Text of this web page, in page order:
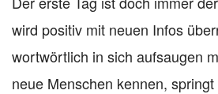
wird positiv mit neuen Infos
wortwörtlich in sich aufsaugen
neue Menschen kennen,